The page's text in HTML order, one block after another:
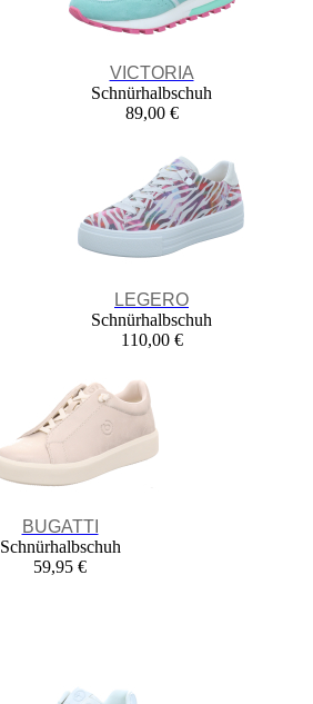
VICTORIA
Schnürhalbschuh
89,00 €
LEGERO
Schnürhalbschuh
110,00 €
BUGATTI
Schnürhalbschuh
59,95 €